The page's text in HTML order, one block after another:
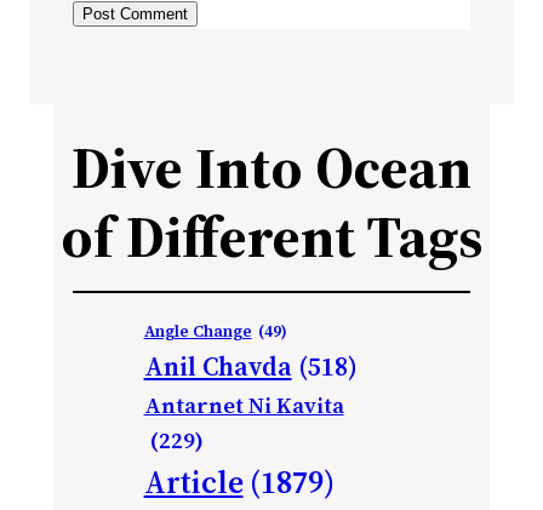
Dive Into Ocean
of Different Tags
Angle Change (49)
Anil Chavda (518)
Antarnet Ni Kavita
(229)
Article (1879)